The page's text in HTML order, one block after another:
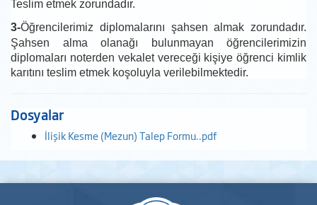
Teslim etmek zorundadır.
3-Öğrencilerimiz diplomalarını şahsen almak zorundadır.
Şahsen alma olanağı bulunmayan öğrencilerimizin
diplomaları noterden vekalet vereceği kişiye öğrenci kimlik
karıtını teslim etmek koşoluyla verilebilmektedir.
Dosyalar
İlişik Kesme (Mezun) Talep Formu..pdf